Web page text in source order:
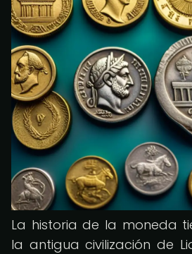
La historia de la moneda
la antigua civilización de